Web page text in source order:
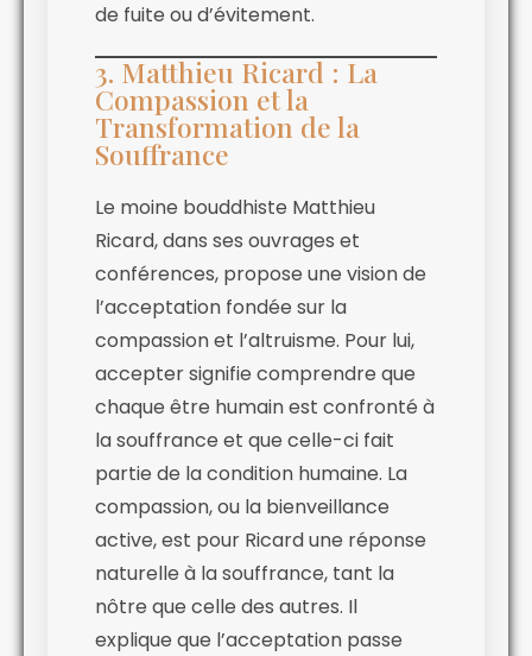
de fuite ou d’évitement.
3. Matthieu Ricard : La
Compassion et la
Transformation de la
Souffrance
Le moine bouddhiste Matthieu
Ricard, dans ses ouvrages et
conférences, propose une vision de
l’acceptation fondée sur la
compassion et l’altruisme. Pour lui,
accepter signifie comprendre que
chaque être humain est confronté à
la souffrance et que celle-ci fait
partie de la condition humaine. La
compassion, ou la bienveillance
active, est pour Ricard une réponse
naturelle à la souffrance, tant la
nôtre que celle des autres. Il
explique que l’acceptation passe